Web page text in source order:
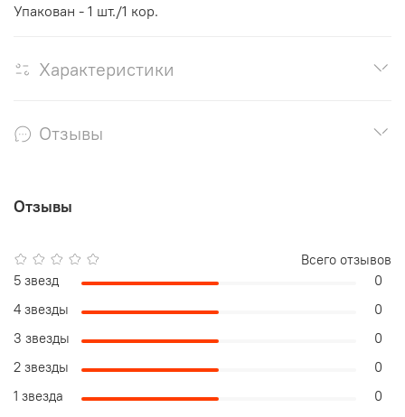
Упакован - 1 шт./1 кор.
Характеристики
Отзывы
Отзывы
Всего отзывов
5 звезд
0
4 звезды
0
3 звезды
0
2 звезды
0
1 звезда
0